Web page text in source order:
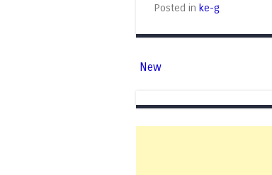
Posted in ke-g
New